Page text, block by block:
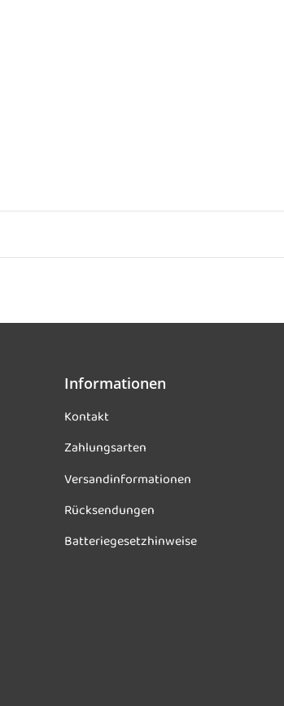
Informationen
Kontakt
Zahlungsarten
Versandinformationen
Rücksendungen
Batteriegesetzhinweise